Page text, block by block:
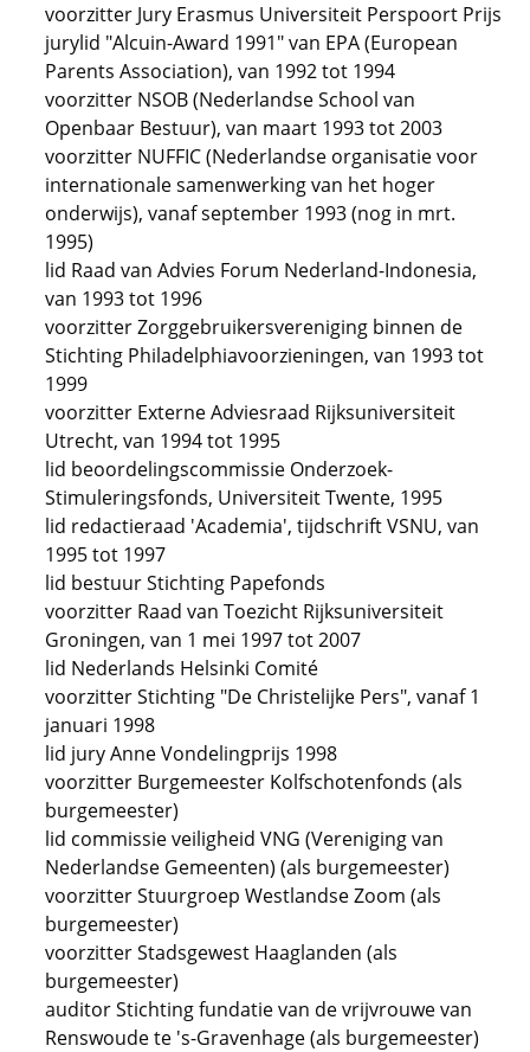
voorzitter Jury Erasmus Universiteit Perspoort Prijs
jurylid "Alcuin-Award 1991" van EPA (European
Parents Association), van 1992 tot 1994
voorzitter NSOB (Nederlandse School van
Openbaar Bestuur), van maart 1993 tot 2003
voorzitter NUFFIC (Nederlandse organisatie voor
internationale samenwerking van het hoger
onderwijs), vanaf september 1993 (nog in mrt.
1995)
lid Raad van Advies Forum Nederland-Indonesia,
van 1993 tot 1996
voorzitter Zorggebruikersvereniging binnen de
Stichting Philadelphiavoorzieningen, van 1993 tot
1999
voorzitter Externe Adviesraad Rijksuniversiteit
Utrecht, van 1994 tot 1995
lid beoordelingscommissie Onderzoek-
Stimuleringsfonds, Universiteit Twente, 1995
lid redactieraad 'Academia', tijdschrift VSNU, van
1995 tot 1997
lid bestuur Stichting Papefonds
voorzitter Raad van Toezicht Rijksuniversiteit
Groningen, van 1 mei 1997 tot 2007
lid Nederlands Helsinki Comité
voorzitter Stichting "De Christelijke Pers", vanaf 1
januari 1998
lid jury Anne Vondelingprijs 1998
voorzitter Burgemeester Kolfschotenfonds (als
burgemeester)
lid commissie veiligheid VNG (Vereniging van
Nederlandse Gemeenten) (als burgemeester)
voorzitter Stuurgroep Westlandse Zoom (als
burgemeester)
voorzitter Stadsgewest Haaglanden (als
burgemeester)
auditor Stichting fundatie van de vrijvrouwe van
Renswoude te 's-Gravenhage (als burgemeester)